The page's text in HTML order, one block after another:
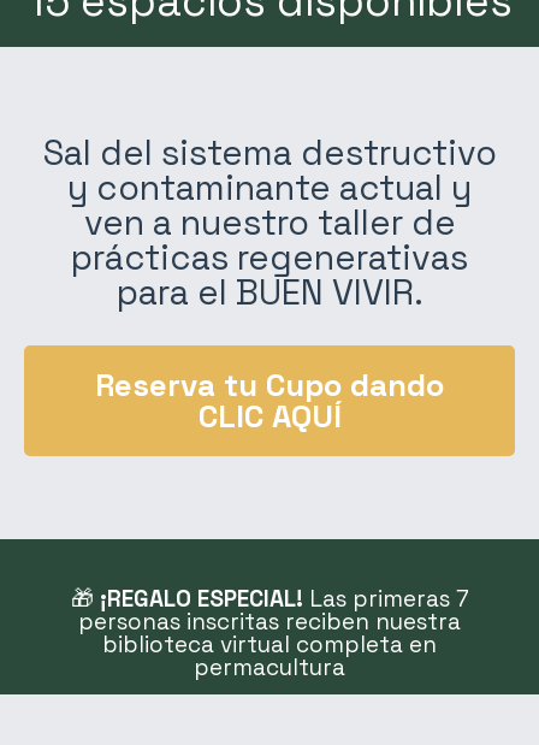
Sal del sistema destructivo
y contaminante actual y
ven a nuestro taller de
prácticas regenerativas
para el BUEN VIVIR.
Reserva tu Cupo dando
CLIC AQUÍ
🎁 ¡REGALO ESPECIAL! Las primeras 7
personas inscritas reciben nuestra
biblioteca virtual completa en
permacultura